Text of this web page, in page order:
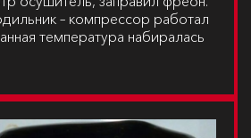
– компрессор работал
температура набиралась